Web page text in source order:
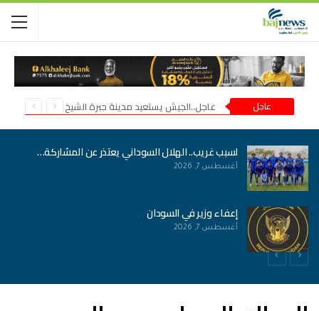
عاجل عاجل..الجيش يستعيد مدينة جبرة الشيخ في شمال كردفان
لسبب غريب.. الهلال السوداني يعتذر عن المشاركة…
أغسطس 7, 2026
إعفاء وزير في السودان
أغسطس 7, 2026